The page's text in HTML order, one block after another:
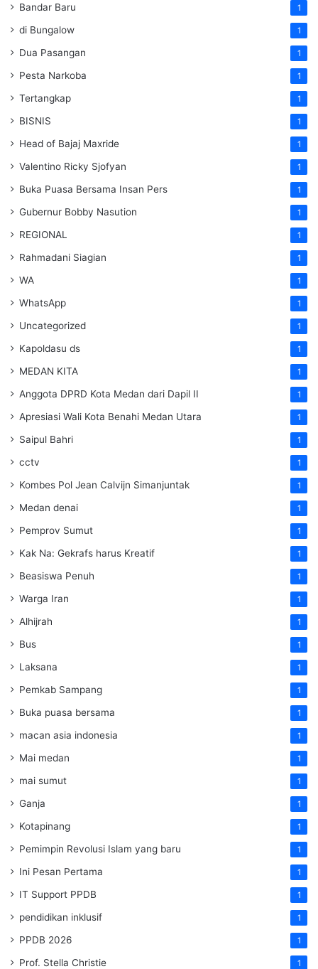
Bandar Baru 1
di Bungalow 1
Dua Pasangan 1
Pesta Narkoba 1
Tertangkap 1
BISNIS 1
Head of Bajaj Maxride 1
Valentino Ricky Sjofyan 1
Buka Puasa Bersama Insan Pers 1
Gubernur Bobby Nasution 1
REGIONAL 1
Rahmadani Siagian 1
WA 1
WhatsApp 1
Uncategorized 1
Kapoldasu ds 1
MEDAN KITA 1
Anggota DPRD Kota Medan dari Dapil II 1
Apresiasi Wali Kota Benahi Medan Utara 1
Saipul Bahri 1
cctv 1
Kombes Pol Jean Calvijn Simanjuntak 1
Medan denai 1
Pemprov Sumut 1
Kak Na: Gekrafs harus Kreatif 1
Beasiswa Penuh 1
Warga Iran 1
Alhijrah 1
Bus 1
Laksana 1
Pemkab Sampang 1
Buka puasa bersama 1
macan asia indonesia 1
Mai medan 1
mai sumut 1
Ganja 1
Kotapinang 1
Pemimpin Revolusi Islam yang baru 1
Ini Pesan Pertama 1
IT Support PPDB 1
pendidikan inklusif 1
PPDB 2026 1
Prof. Stella Christie 1